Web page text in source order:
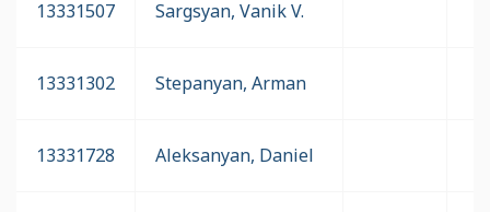
13331507 Sargsyan, Vanik V.
13331302 Stepanyan, Arman
13331728 Aleksanyan, Daniel